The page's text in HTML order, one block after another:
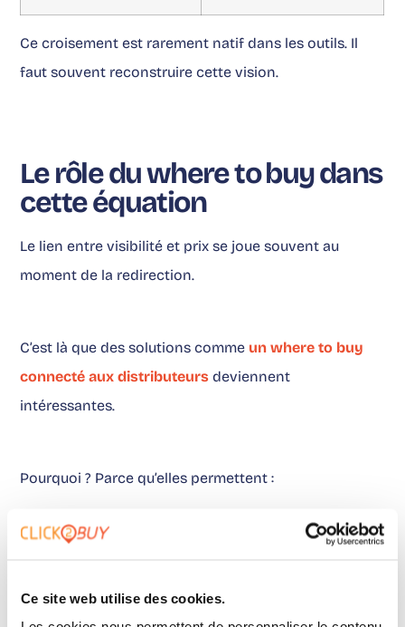
Ce site web utilise des cookies.
Ce croisement est rarement natif dans les outils. Il
faut souvent reconstruire cette vision.
Le rôle du where to buy dans
cette équation
Le lien entre visibilité et prix se joue souvent au
moment de la redirection.
C’est là que des solutions comme un where to buy
connecté aux distributeurs deviennent
intéressantes.
Pourquoi ? Parce qu’elles permettent :
d’afficher les bons distributeurs (disponibilité)
d’intégrer la logique de prix dans le parcours